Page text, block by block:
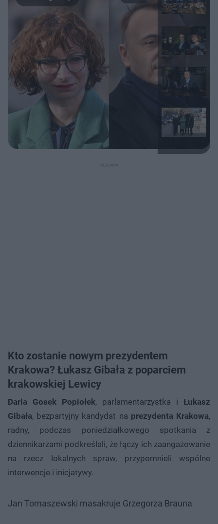
Kto zostanie nowym prezydentem
Krakowa? Łukasz Gibała z poparciem
krakowskiej Lewicy
Daria Gosek Popiołek, parlamentarzystka i Łukasz
Gibała, bezpartyjny kandydat na prezydenta Krakowa,
radny, podczas poniedziałkowego spotkania z
dziennikarzami podkreślali, że łączy ich zaangażowanie
na rzecz lokalnych spraw, przypomnieli wspólne
interwencje i inicjatywy.
Jan Tomaszewski masakruje Grzegorza Brauna